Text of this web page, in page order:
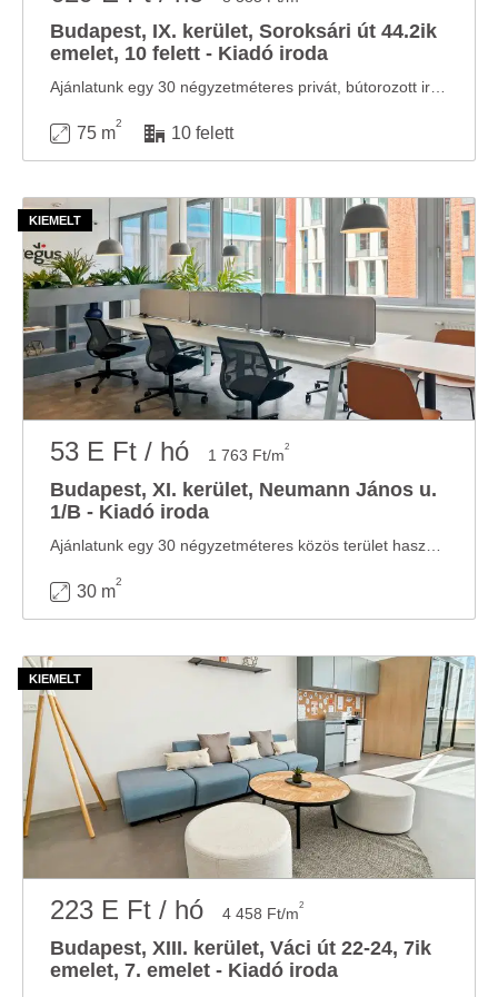
Budapest, IX. kerület, Soroksári út 44.2ik
emelet, 10 felett - Kiadó iroda
75 m
2
10 felett
53 E Ft / hó 1 763 Ft/m2
Budapest, XI. kerület, Neumann János u.
1/B - Kiadó iroda
30 m
2
223 E Ft / hó 4 458 Ft/m2
Budapest, XIII. kerület, Váci út 22-24, 7ik
emelet, 7. emelet - Kiadó iroda